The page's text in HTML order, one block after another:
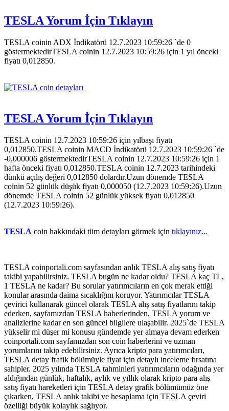
TESLA Yorum İçin Tıklayın
TESLA coinin ADX İndikatörü 12.7.2023 10:59:26 `de 0
göstermektedirTESLA coinin 12.7.2023 10:59:26 için 1 yıl önceki
fiyatı 0,012850.
TESLA Yorum İçin Tıklayın
TESLA coinin 12.7.2023 10:59:26 için yılbaşı fiyatı
0,012850.TESLA coinin MACD İndikatörü 12.7.2023 10:59:26 `de
-0,000006 göstermektedirTESLA coinin 12.7.2023 10:59:26 için 1
hafta önceki fiyatı 0,012850.TESLA coinin 12.7.2023 tarihindeki
dünkü açılış değeri 0,012850 dolardır.Uzun dönemde TESLA
coinin 52 günlük düşük fiyatı 0,000050 (12.7.2023 10:59:26).Uzun
dönemde TESLA coinin 52 günlük yüksek fiyatı 0,012850
(12.7.2023 10:59:26).
TESLA coin hakkındaki tüm detayları görmek için tıklayınız...
TESLA coinportali.com sayfasından anlık TESLA alış satış fiyatı
takibi yapabilirsiniz. TESLA bugün ne kadar oldu? TESLA kaç TL,
1 TESLA ne kadar? Bu sorular yatırımcıların en çok merak ettiği
konular arasında daima sıcaklığını koruyor. Yatırımcılar TESLA
çevirici kullanarak güncel olarak TESLA alış satış fiyatlarını takip
ederken, sayfamızdan TESLA haberlerinden, TESLA yorum ve
analizlerine kadar en son güncel bilgilere ulaşabilir. 2025`de TESLA
yükselir mi düşer mi konusu gündemde yer almaya devam ederken
coinportali.com sayfamızdan son coin haberlerini ve uzman
yorumlarını takip edebilirsiniz. Ayrıca kripto para yatırımcıları,
TESLA detay frafik bölümüyle fiyat için detaylı inceleme fırsatına
sahipler. 2025 yılında TESLA tahminleri yatırımcıların odağında yer
aldığından günlük, haftalık, aylık ve yıllık olarak kripto para alış
satış fiyatı hareketleri için TESLA detay grafik bölümümüz öne
çıkarken, TESLA anlık takibi ve hesaplama için TESLA çeviri
özelliği büyük kolaylık sağlıyor.